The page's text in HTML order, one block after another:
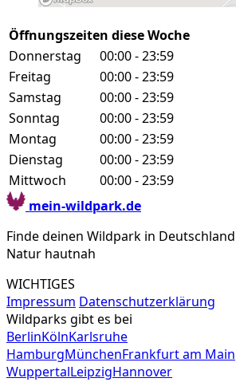
Öffnungszeiten diese Woche
Donnerstag
00:00 - 23:59
Freitag
00:00 - 23:59
Samstag
00:00 - 23:59
Sonntag
00:00 - 23:59
Montag
00:00 - 23:59
Dienstag
00:00 - 23:59
Mittwoch
00:00 - 23:59
mein-wildpark.de
Finde deinen Wildpark in
Natur hautnah
WICHTIGES
Impressum Datenschutzerklärung
Wildparks gibt es bei
BerlinKölnKarlsruhe
HamburgMünchenFrankfurt am Main
WuppertalLeipzigHannover